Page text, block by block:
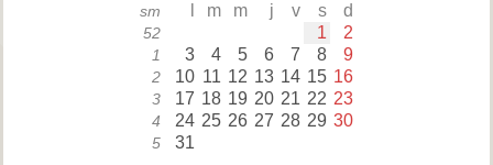
sm m m j v s d
52 1 2
1 3 4 5 6 7 8 9
2 10 11 12 13 14 15 16
3 17 18 19 20 21 22 23
4 24 25 26 27 28 29 30
5 31